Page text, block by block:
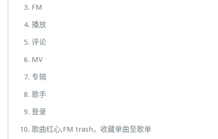
FM
播放
评论
MV
专辑
歌手
登录
歌曲红心,FM trash，收藏单曲至歌单